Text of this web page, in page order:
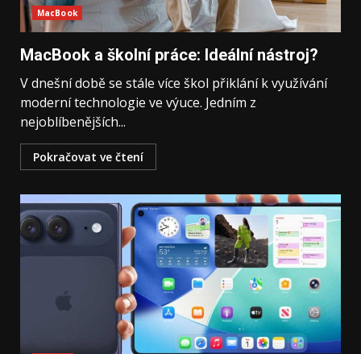
MacBook
MacBook a školní práce: Ideální nástroj?
V dnešní době se stále více škol přiklání k využívání
moderní technologie ve výuce. Jedním z
nejoblíbenějších...
Pokračovat ve čtení